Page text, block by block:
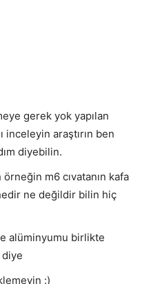
gerek yok yapılan
inceleyin araştırın ben
diyebilin.
m6 cıvatanın kafa
ne değildir bilin hiç
alüminyumu birlikte
diye
:)